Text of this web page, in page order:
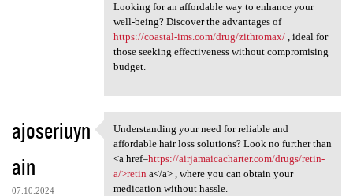
Looking for an affordable way to enhance your
well-being? Discover the advantages of
https://coastal-ims.com/drug/zithromax/, ideal for
those seeking effectiveness without compromising
budget.
ajoseriuyn
ain
07.10.2024
Understanding your need for
Understanding your need for reliable and
affordable hair loss solutions? Look no further than
<a href=https://airjamaicacharter.com/drugs/retin-
a/>retin a</a> , where you can obtain your
medication without hassle.